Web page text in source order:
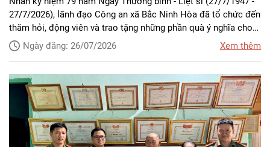
27/7/2026), lãnh đạo Công an xã Bắc Ninh Hòa đã tổ chức đến
thăm hỏi, động viên và trao tặng những phần quà ý nghĩa cho
các gia đình liệt sĩ Công an nhân dân trên địa bàn xã.
Ngày đăng: 26/07/2026 Xem thêm